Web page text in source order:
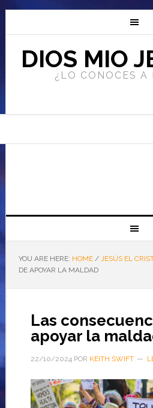
DIOS MIO
¿LO CONOCES A
YOU ARE HERE: HOME / JESÚS EL
DE APOYAR LA MALDAD
Las
apoyar la
22/10/2024POR KEITH SWIFT